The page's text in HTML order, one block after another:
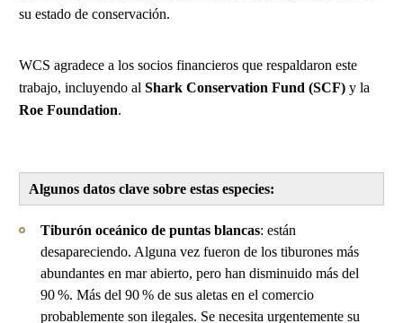
su estado de conservación.
WCS agradece a los socios financieros que respaldaron este
trabajo, incluyendo al Shark Conservation Fund (SCF) y la
Roe Foundation.
Algunos datos clave sobre estas especies:
Tiburón oceánico de puntas blancas: están
desapareciendo. Alguna vez fueron de los tiburones más
abundantes en mar abierto, pero han disminuido más del
90 %. Más del 90 % de sus aletas en el comercio
probablemente son ilegales. Se necesita urgentemente su